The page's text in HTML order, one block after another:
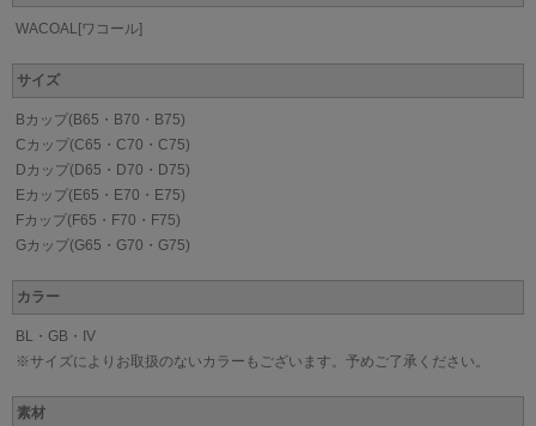
WACOAL[ワコール]
サイズ
Bカップ(B65・B70・B75)
Cカップ(C65・C70・C75)
Dカップ(D65・D70・D75)
Eカップ(E65・E70・E75)
Fカップ(F65・F70・F75)
Gカップ(G65・G70・G75)
カラー
BL・GB・IV
※サイズによりお取扱のないカラーもございます。予めご了承ください。
素材